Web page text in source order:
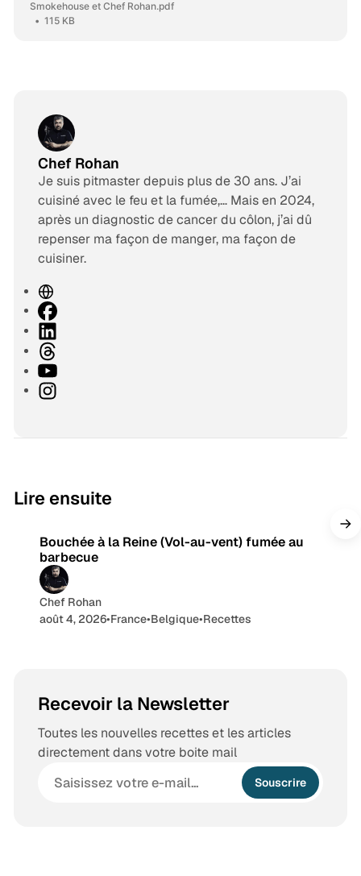
Smokehouse et Chef Rohan.pdf
115 KB
Chef Rohan
Je suis pitmaster depuis plus de 30 ans. J’ai
cuisiné avec le feu et la fumée,… Mais en 2024,
après un diagnostic de cancer du côlon, j’ai dû
repenser ma façon de manger, ma façon de
cuisiner.
S
i
t
e
w
e
F
a
e
b
L
n
k
h
r
Y
oI
r
m
Lire ensuite
Bouchée à la Reine (Vol-au-vent) fumée au
barbecue
Chef Rohan
août 4, 2026•France•Belgique•Recettes
Recevoir la Newsletter
Toutes les nouvelles recettes et les articles
directement dans votre boite mail
Souscrire